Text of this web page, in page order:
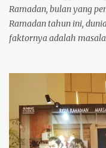
Ramadan, bulan yang
Ramadan tahun ini,
faktornya adalah
Sumatera Utara dan
ketika melihat saudara
mereka harus
yang sebentar lagi tiba
penampungan